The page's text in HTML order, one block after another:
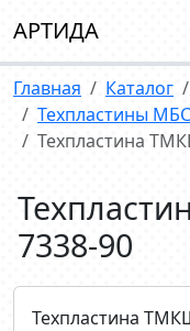
АРТИДА
Главная Каталог
Техпластины
Техпластина
7338-90
Техпластина